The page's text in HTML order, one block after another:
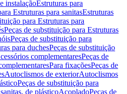
instalaçãoEstruturas para
Estruturas para sanitasEstruturas
para Estruturas para
Peças de substituição para Estruturas
Peças de substituição para
para duchesPeças de substituição
complementaresPeças de
Para fixaçõesPeças de
Autoclismos de exteriorAutoclismos
Peças de substituição para
de plásticoAcopladoPeças de